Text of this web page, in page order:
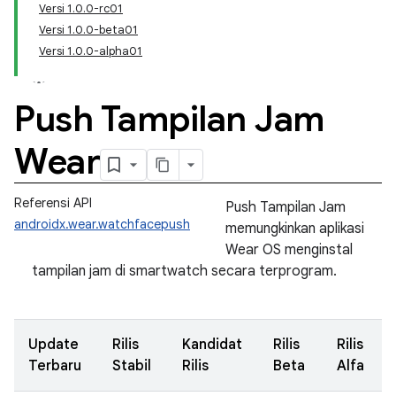
Versi 1.0.0-rc01
Versi 1.0.0-beta01
Versi 1.0.0-alpha01
Push Tampilan Jam
Wear
Referensi API
androidx.wear.watchfacepush
Push Tampilan Jam
memungkinkan aplikasi
Wear OS menginstal
tampilan jam di smartwatch secara terprogram.
Update
Terbaru
Rilis
Stabil
Kandidat
Rilis
Rilis
Beta
Rilis
Alfa